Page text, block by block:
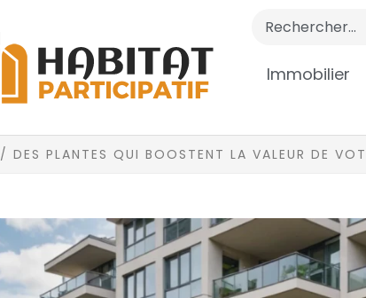
Immobilier
/ DES PLANTES QUI BOOSTENT LA VALEUR DE